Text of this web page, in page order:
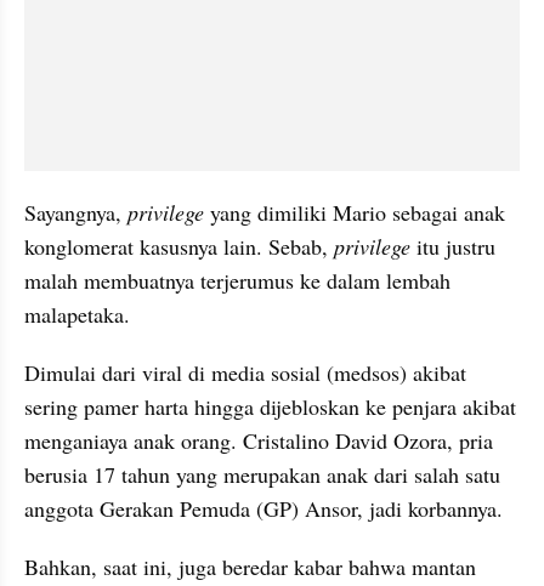
Sayangnya, privilege yang dimiliki Mario sebagai anak
konglomerat kasusnya lain. Sebab, privilege itu justru
malah membuatnya terjerumus ke dalam lembah
malapetaka.
Dimulai dari viral di media sosial (medsos) akibat
sering pamer harta hingga dijebloskan ke penjara akibat
menganiaya anak orang. Cristalino David Ozora, pria
berusia 17 tahun yang merupakan anak dari salah satu
anggota Gerakan Pemuda (GP) Ansor, jadi korbannya.
Bahkan, saat ini, juga beredar kabar bahwa mantan